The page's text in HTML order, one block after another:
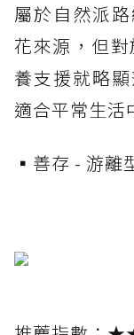
屬於自然派
花來源，但
養支援就略
適合平常生活
▪️善存 - 游離